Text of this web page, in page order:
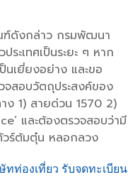
ฑ์ดังกล่าว กรมพัฒนา
ะเทศเป็นระยะ ๆ หาก
นเยี่ยงอย่าง และขอ
จสอบวัตถุประสงค์ของ
ง 1) สายด่วน 1570 2)
และต้องตรวจสอบว่ามี
วร์ต้มตุ๋น หลอกลวง
ท่องเที่ยว รับจดทะเบียน